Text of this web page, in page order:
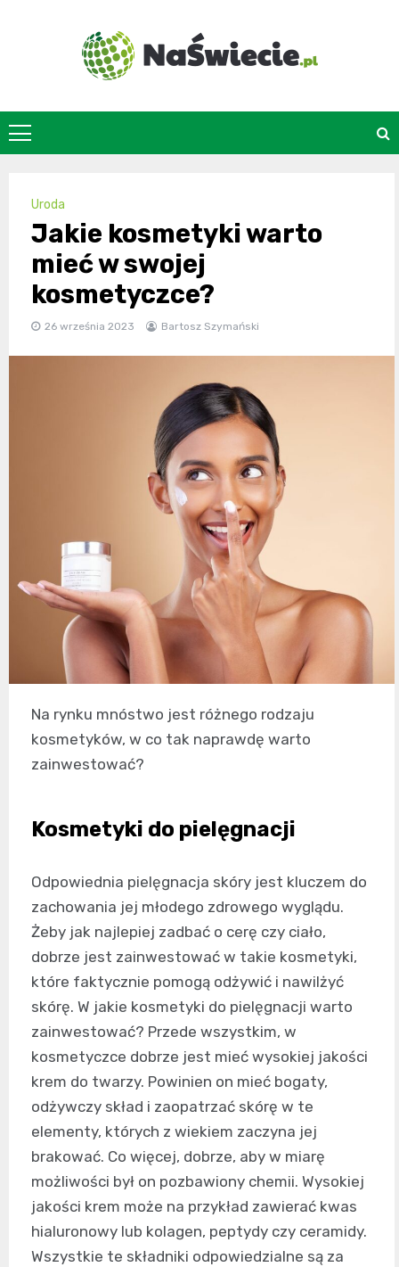
naswiecie.pl
Uroda
Jakie kosmetyki warto
mieć w swojej
kosmetyczce?
26 września 2023 Bartosz Szymański
Na rynku mnóstwo jest różnego rodzaju
kosmetyków, w co tak naprawdę warto
zainwestować?
Kosmetyki do pielęgnacji
Odpowiednia pielęgnacja skóry jest kluczem do
zachowania jej młodego zdrowego wyglądu.
Żeby jak najlepiej zadbać o cerę czy ciało,
dobrze jest zainwestować w takie kosmetyki,
które faktycznie pomogą odżywić i nawilżyć
skórę. W jakie kosmetyki do pielęgnacji warto
zainwestować? Przede wszystkim, w
kosmetyczce dobrze jest mieć wysokiej jakości
krem do twarzy. Powinien on mieć bogaty,
odżywczy skład i zaopatrzać skórę w te
elementy, których z wiekiem zaczyna jej
brakować. Co więcej, dobrze, aby w miarę
możliwości był on pozbawiony chemii. Wysokiej
jakości krem może na przykład zawierać kwas
hialuronowy lub kolagen, peptydy czy ceramidy.
Wszystkie te składniki odpowiedzialne są za